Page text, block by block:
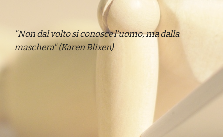
"Non dal volto si conosce l'uomo, ma dalla
maschera" (Karen Blixen)